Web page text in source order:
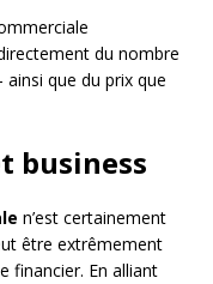
du nombre
que du prix que
business
n’est certainement
être extrêmement
financier. En alliant